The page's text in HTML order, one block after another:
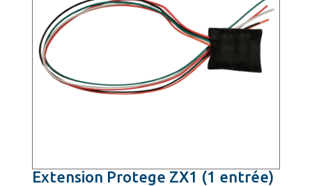
Extension Protege ZX1 (1 entrée)